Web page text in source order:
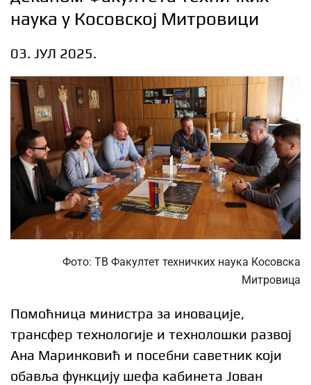
наука у Косовској Митровици
03. ЈУЛ 2025.
Фото: ТВ Факултет техничких наука Косовска
Митровица
Помоћница министра за иновације,
трансфер технологије и технолошки развој
Ана Маринковић и посебни саветник који
обавља функцију шефа кабинета Јован